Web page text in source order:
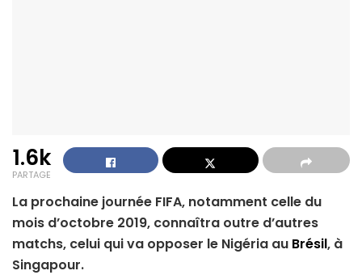
1.6k
PARTAGE
La prochaine journée FIFA, notamment celle du
mois d’octobre 2019, connaîtra outre d’autres
matchs, celui qui va opposer le Nigéria au Brésil, à
Singapour.